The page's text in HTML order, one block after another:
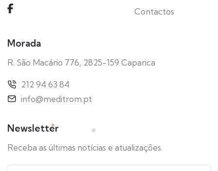
Contactos
Morada
R. São Macário 776, 2825-159 Caparica
212 94 63 84
info@meditrom.pt
Newsletter
Receba as últimas notícias e atualizações.